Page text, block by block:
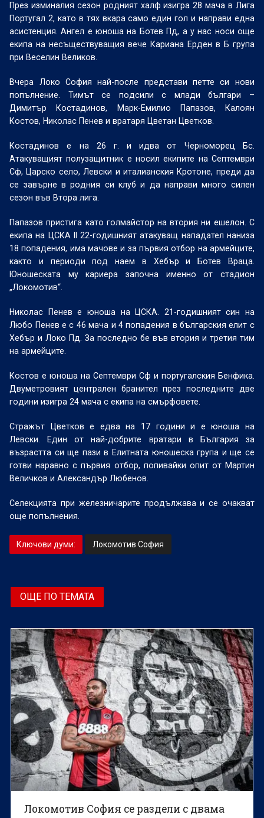
През изминалия сезон родният халф изигра 28 мача в Лига
Португал 2, като в тях вкара само един гол и направи една
асистенция. Ангел е юноша на Ботев Пд, а у нас носи още
екипа на несъществуващия вече Кариана Ерден в Б група
при Веселин Великов.
Вчера Локо София най-после представи петте си нови
попълнение. Тимът се подсили с млади българи –
Димитър Костадинов, Марк-Емилио Папазов, Калоян
Костов, Николас Пенев и вратаря Цветан Цветков.
Костадинов е на 26 г. и идва от Черноморец Бс.
Атакуващият полузащитник е носил екипите на Септември
Сф, Царско село, Левски и италианския Кротоне, преди да
се завърне в родния си клуб и да направи много силен
сезон във Втора лига.
Папазов пристига като голмайстор на втория ни ешелон. С
екипа на ЦСКА II 22-годишният атакуващ нападател наниза
18 попадения, има мачове и за първия отбор на армейците,
както и периоди под наем в Хебър и Ботев Враца.
Юношеската му кариера започна именно от стадион
„Локомотив“.
Николас Пенев е юноша на ЦСКА. 21-годишният син на
Любо Пенев е с 46 мача и 4 попадения в българския елит с
Хебър и Локо Пд. За последно бе във втория и третия тим
на армейците.
Костов е юноша на Септември Сф и португалския Бенфика.
Двуметровият централен бранител през последните две
години изигра 24 мача с екипа на смърфовете.
Стражът Цветков е едва на 17 години и е юноша на
Левски. Един от най-добрите вратари в България за
възрастта си ще пази в Елитната юношеска група и ще се
готви наравно с първия отбор, попивайки опит от Мартин
Величков и Александър Любенов.
Селекцията при железничарите продължава и се очакват
още попълнения.
Ключови думи: Локомотив София
ОЩЕ ПО ТЕМАТА
Локомотив София се раздели с двама